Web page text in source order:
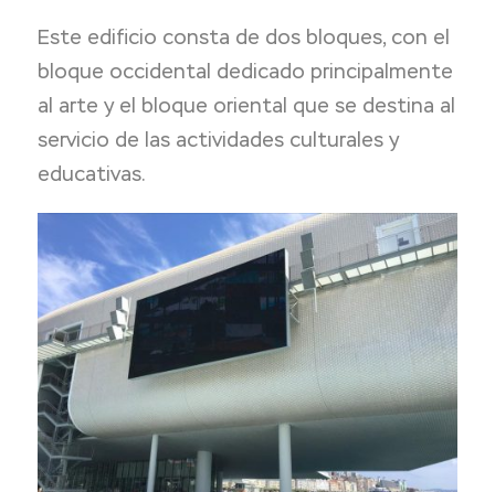
Este edificio consta de dos bloques, con el
bloque occidental dedicado principalmente
al arte y el bloque oriental que se destina al
servicio de las actividades culturales y
educativas.